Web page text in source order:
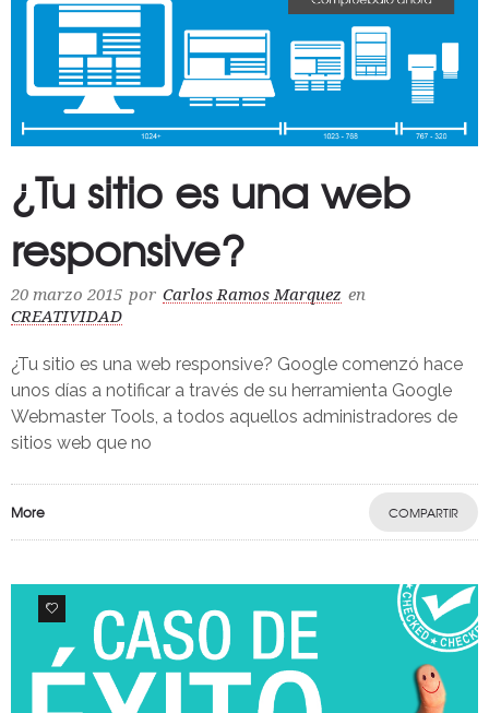
¿Tu sitio es una web
responsive?
20 marzo 2015 por Carlos Ramos Marquez en
CREATIVIDAD
¿Tu sitio es una web responsive? Google comenzó hace
unos días a notificar a través de su herramienta Google
Webmaster Tools, a todos aquellos administradores de
sitios web que no
More COMPARTIR
0